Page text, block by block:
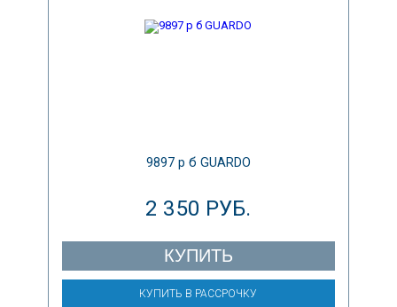
9897 р б GUARDO
2 350 РУБ.
КУПИТЬ
КУПИТЬ В РАССРОЧКУ